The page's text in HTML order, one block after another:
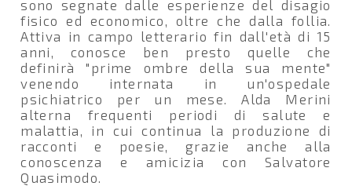
sono segnate dalle esperienze del disagio
fisico ed economico, oltre che dalla follia.
Attiva in campo letterario fin dall'età di 15
anni, conosce ben presto quelle che
definirà "prime ombre della sua mente"
venendo internata in un'ospedale
psichiatrico per un mese. Alda Merini
alterna frequenti periodi di salute e
malattia, in cui continua la produzione di
racconti e poesie, grazie anche alla
conoscenza e amicizia con Salvatore
Quasimodo.